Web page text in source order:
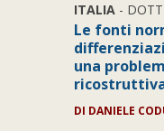
ITALIA -
Le fonti
una
DI DANIELE